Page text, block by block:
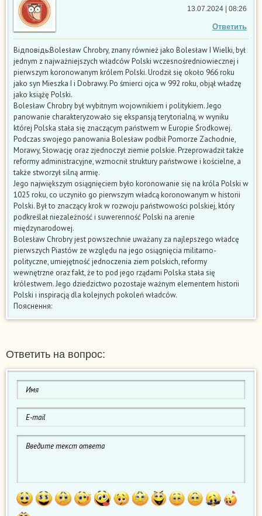
Ответить
13.07.2024 | 08:26
Відповідь:Bolesław Chrobry, znany również jako Bolesław I Wielki, był
jednym z najważniejszych władców Polski wczesnośredniowiecznej i
pierwszym koronowanym królem Polski. Urodził się około 966 roku
jako syn Mieszka I i Dobrawy. Po śmierci ojca w 992 roku, objął władzę
jako książę Polski.
Bolesław Chrobry był wybitnym wojownikiem i politykiem. Jego
panowanie charakteryzowało się ekspansją terytorialną, w wyniku
której Polska stała się znaczącym państwem w Europie Środkowej.
Podczas swojego panowania Bolesław podbił Pomorze Zachodnie,
Morawy, Słowację oraz zjednoczył ziemie polskie. Przeprowadził także
reformy administracyjne, wzmocnił struktury państwowe i kościelne, a
także stworzył silną armię.
Jego największym osiągnięciem było koronowanie się na króla Polski w
1025 roku, co uczyniło go pierwszym władcą koronowanym w historii
Polski. Był to znaczący krok w rozwoju państwowości polskiej, który
podkreślał niezależność i suwerenność Polski na arenie
międzynarodowej.
Bolesław Chrobry jest powszechnie uważany za najlepszego władcę
pierwszych Piastów ze względu na jego osiągnięcia militarno-
polityczne, umiejętność jednoczenia ziem polskich, reformy
wewnętrzne oraz fakt, że to pod jego rządami Polska stała się
królestwem. Jego dziedzictwo pozostaje ważnym elementem historii
Polski i inspiracją dla kolejnych pokoleń władców.
Пояснення:
Ответить на вопрос: